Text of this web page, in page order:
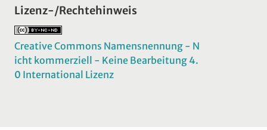
Lizenz-/Rechtehinweis
Creative Commons Namensnennung - N
icht kommerziell - Keine Bearbeitung 4.
0 International Lizenz